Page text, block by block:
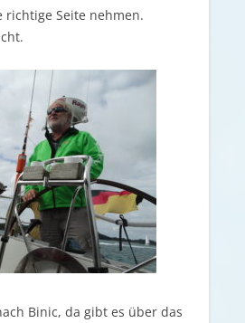
richtige Seite nehmen.
Binic, da gibt es über das